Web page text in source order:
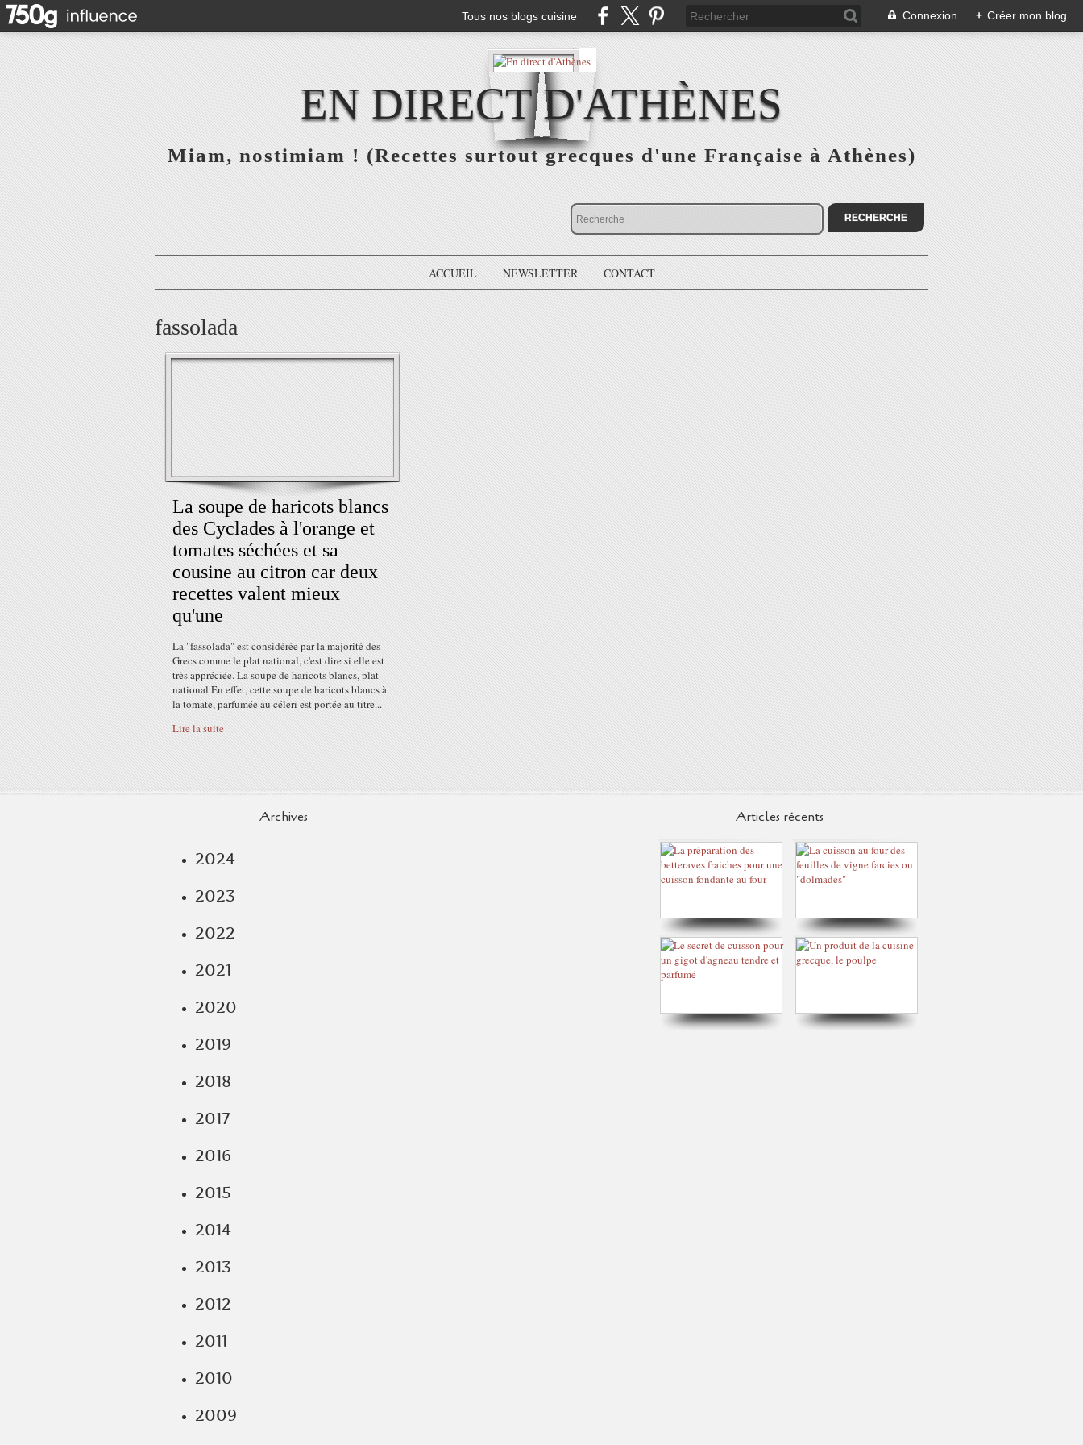
Tous nos blogs cuisine Connexion + Créer mon blog
EN DIRECT D'ATHÈNES
Miam, nostimiam ! (Recettes surtout grecques d'une Française à Athènes)
ACCUEIL NEWSLETTER CONTACT
fassolada
La soupe de haricots blancs
des Cyclades à l'orange et
tomates séchées et sa
cousine au citron car deux
recettes valent mieux
qu'une
La "fassolada" est considérée par la majorité des
Grecs comme le plat national, c'est dire si elle est
très appréciée. La soupe de haricots blancs, plat
national En effet, cette soupe de haricots blancs à
la tomate, parfumée au céleri est portée au titre...
Lire la suite
Archives
2024
2023
2022
2021
2020
2019
2018
2017
2016
2015
2014
2013
2012
2011
2010
2009
Articles récents